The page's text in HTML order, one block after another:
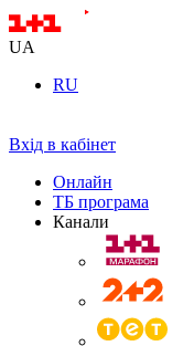
UA
RU
Вхід в кабінет
Онлайн
ТБ програма
Канали